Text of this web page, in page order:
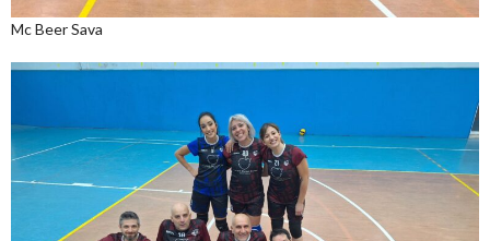
Mc Beer Sava